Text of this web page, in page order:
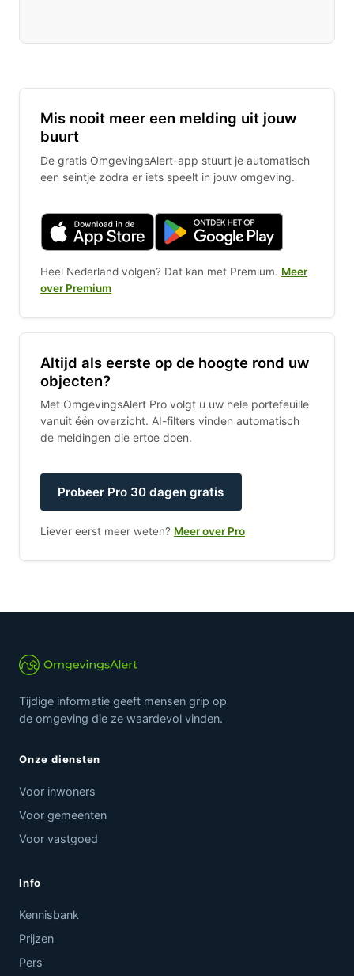
Mis nooit meer een melding uit jouw
buurt
De gratis OmgevingsAlert-app stuurt je automatisch
een seintje zodra er iets speelt in jouw omgeving.
Heel Nederland volgen? Dat kan met Premium. Meer
over Premium
Altijd als eerste op de hoogte rond uw
objecten?
Met OmgevingsAlert Pro volgt u uw hele portefeuille
vanuit één overzicht. AI-filters vinden automatisch
de meldingen die ertoe doen.
Probeer Pro 30 dagen gratis
Liever eerst meer weten? Meer over Pro
Tijdige informatie geeft mensen grip op
de omgeving die ze waardevol vinden.
Onze diensten
Voor inwoners
Voor gemeenten
Voor vastgoed
Info
Kennisbank
Prijzen
Pers